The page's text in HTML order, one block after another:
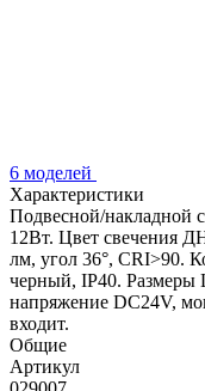
6 моделей
Характеристики
Подвесной/накладной
12Вт. Цвет свечения
лм, угол 36°, CRI>90.
черный, IP40.
напряжение DC24V,
входит.
Общие
Артикул